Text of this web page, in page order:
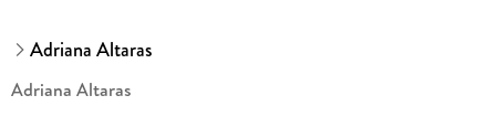
Adriana Altaras
Adriana Altaras